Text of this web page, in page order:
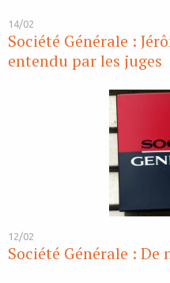
14/02
Société Générale :
entendu par les juges
12/02
Société Générale : De